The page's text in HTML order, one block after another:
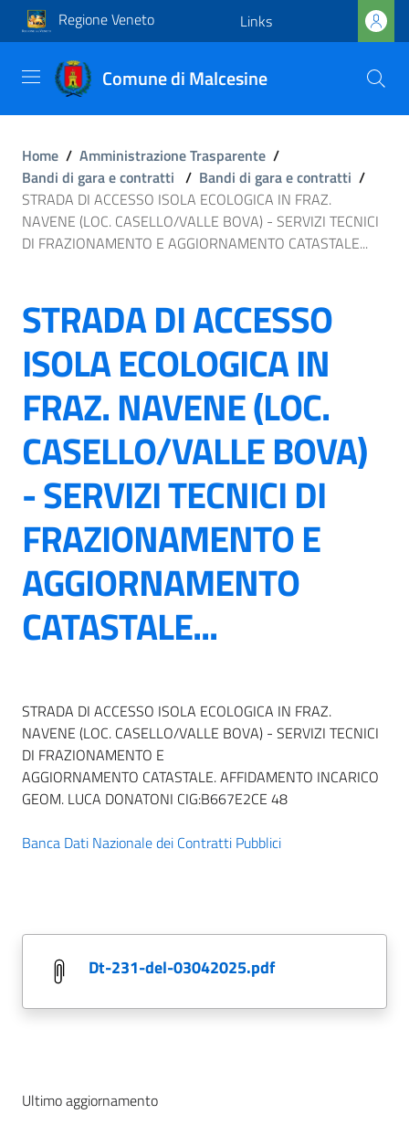
Regione Veneto Links
Comune di Malcesine
Home / Amministrazione Trasparente /
Bandi di gara e contratti / Bandi di gara e contratti /
STRADA DI ACCESSO ISOLA ECOLOGICA IN FRAZ.
NAVENE (LOC. CASELLO/VALLE BOVA) - SERVIZI TECNICI
DI FRAZIONAMENTO E AGGIORNAMENTO CATASTALE...
STRADA DI ACCESSO
ISOLA ECOLOGICA IN
FRAZ. NAVENE (LOC.
CASELLO/VALLE BOVA)
- SERVIZI TECNICI DI
FRAZIONAMENTO E
AGGIORNAMENTO
CATASTALE...
STRADA DI ACCESSO ISOLA ECOLOGICA IN FRAZ.
NAVENE (LOC. CASELLO/VALLE BOVA) - SERVIZI TECNICI
DI FRAZIONAMENTO E
AGGIORNAMENTO CATASTALE. AFFIDAMENTO INCARICO
GEOM. LUCA DONATONI CIG:B667E2CE 48
Banca Dati Nazionale dei Contratti Pubblici
dt-231-del-03042025.pdf
Ultimo aggiornamento